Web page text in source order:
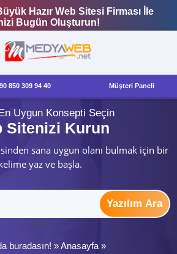
Hazır Web Sitesi Firması İle
Bugün Oluşturun!
850 309 94 40 Müşteri Paneli
Uygun Konsepti Seçin
Sitenizi Kurun
sana uygun olanı bulmak için bir
yaz ve başla.
Yazılım Ara
ytag
buradasın! »Anasayfa »